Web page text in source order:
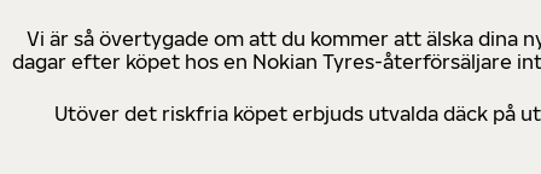
Vi är så övertygade om att du kommer att älska dina
dagar efter köpet hos en Nokian Tyres-återförsäljare
Utöver det riskfria köpet erbjuds utvalda däck på